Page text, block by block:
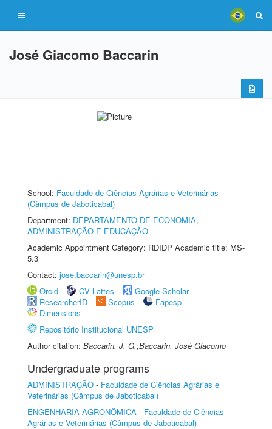
José Giacomo Baccarin
School: Faculdade de Ciências Agrárias e Veterinárias
(Câmpus de Jaboticabal)
Department: DEPARTAMENTO DE ECONOMIA,
ADMINISTRAÇÃO E EDUCAÇÃO
Academic Appointment Category: RDIDP Academic title: MS-
5.3
Contact: jose.baccarin@unesp.br
Orcid
CV Lattes
Google Scholar
ResearcherID
Scopus
Fapesp
Dimensions
Repositório Institucional UNESP
Author citation: Baccarin, J. G.;Baccarin, José Giacomo
Undergraduate programs
ADMINISTRAÇÃO - Faculdade de Ciências Agrárias e
Veterinárias (Câmpus de Jaboticabal)
ENGENHARIA AGRONÔMICA - Faculdade de Ciências
Agrárias e Veterinárias (Câmpus de Jaboticabal)